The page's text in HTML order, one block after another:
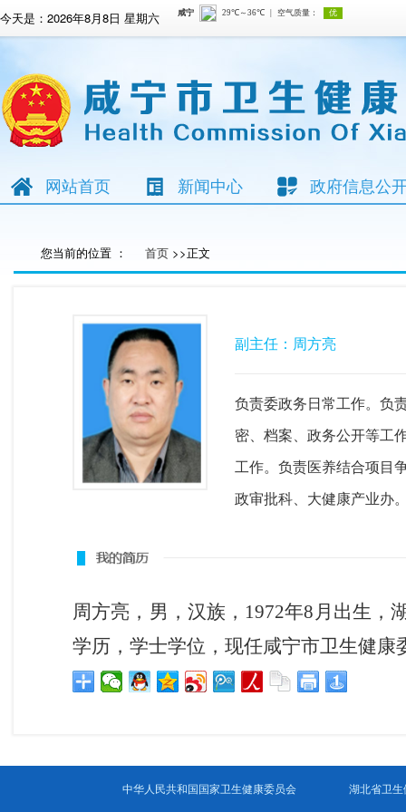
今天是： 2026年8月8日 星期六
网站首页 新闻中心 政府信息公
您当前的位置 ： 首页 >>正文
副主任：周方亮
负责委政务日常工作。负
密、档案、政务公开等工
工作。负责医养结合项目
政审批科、大健康产业办
周方亮，男，汉族，1972年8月出生，
学历，学士学位，现任咸宁市卫生健康
中华人民共和国国家卫生健康委员会 湖北省卫